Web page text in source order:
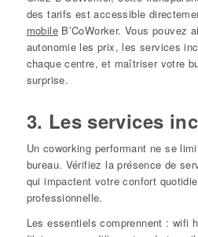
des tarifs est accessible
mobileB’CoWorker. Vous pouvez
autonomie les prix, les services
chaque centre, et maîtriser votre
surprise.
3. Les services
Un coworking performant ne se
bureau. Vérifiez la présence de
qui impactent votre confort
professionnelle.
Les essentiels comprennent : wifi